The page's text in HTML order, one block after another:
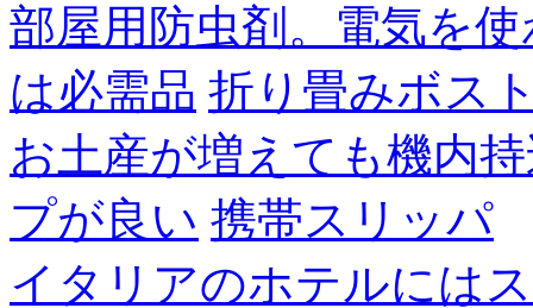
部屋用防虫剤。電気を
は必需品 折り畳みボス
お土産が増えても機内
プが良い 携帯スリッパ
イタリアのホテルには